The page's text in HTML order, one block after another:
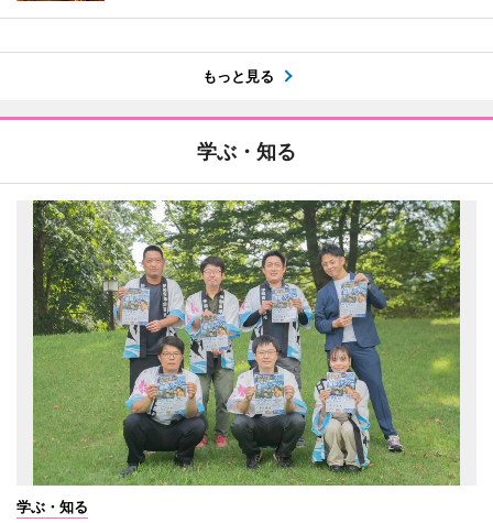
もっと見る
学ぶ・知る
学ぶ・知る